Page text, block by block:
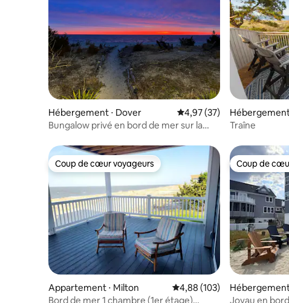
Hébergement ⋅ Dover Évaluation moyenne sur
4,97 (37)
Bungalow privé en bord de mer sur la
Traîne
Coup de cœur voyageurs
Coup de cœur voyageurs
Appartement ⋅ Milton Évaluation moyenne sur la
4,88 (103)
Bord de mer 1 chambre (1er étage)
Coup de
Coup de
Joyau en